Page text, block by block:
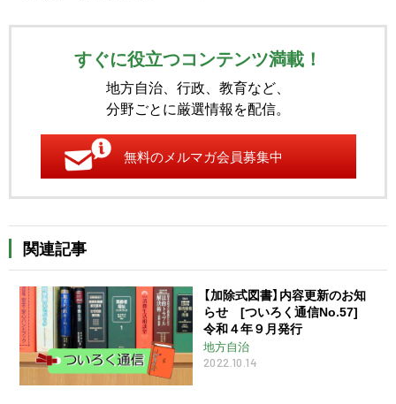
すぐに役立つコンテンツ満載！
地方自治、行政、教育など、
分野ごとに厳選情報を配信。
無料のメルマガ会員募集中
関連記事
【加除式図書】内容更新のお知
らせ [ついろく通信No.57]
令和４年９月発行
地方自治
2022.10.14